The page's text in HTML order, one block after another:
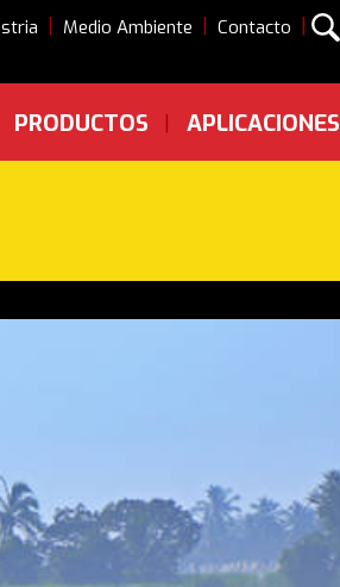
| Medio Ambiente | Contacto |
PRODUCTOS | APLICACIONES